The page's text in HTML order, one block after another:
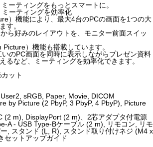
ーティングをもっとスマートに。
ーティングを効率化
）機能により、最大4台のPCの画面を1つの大
す。
ら好みのレイアウトを、モニター前面スイッ
）機能も搭載しています。
のPC画面を同時に表示しながらプレゼン資料
るなど、ミーティングを効率化できます。
ット
sRGB, Paper, Movie, DICOM
by Picture (2 PbyP, 3 PbyP, 4 PbyP), Picture
(2 m), DisplayPort (2 m)、2芯アダプタ付電源
A - USB Type-Bケーブル (2 m), リモコン, リモ
, スタンド (L, R), スタンド取り付けネジ (M4 x
セットアップガイド